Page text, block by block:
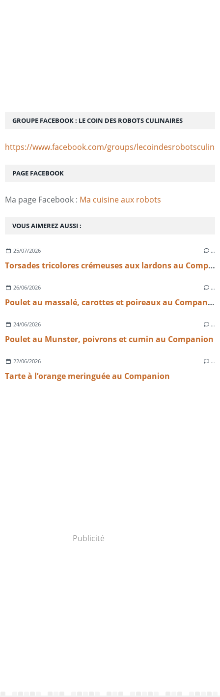
VOUS AIMEREZ AUSSI :
25/07/2026 …
Torsades tricolores crémeuses aux lardons au Companion | Recette facile et rapide
26/06/2026 …
Poulet au massalé, carottes et poireaux au Companion
24/06/2026 …
Poulet au Munster, poivrons et cumin au Companion
22/06/2026 …
Tarte à l’orange meringuée au Companion
PAGE FACEBOOK
Ma page Facebook : Ma cuisine aux robots
GROUPE FACEBOOK : LE COIN DES ROBOTS CULINAIRES
https://www.facebook.com/groups/
Publicité